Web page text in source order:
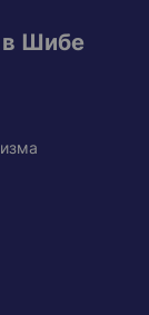
в Шибе